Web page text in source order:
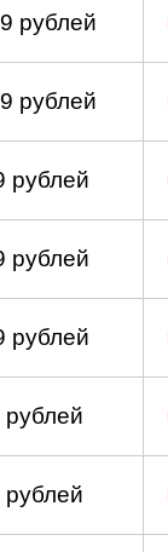
рублей
рублей
рублей
рублей
рублей
рублей
рублей